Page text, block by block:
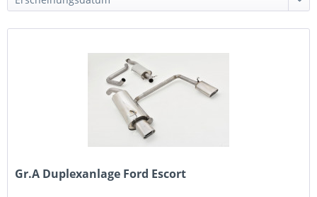
Gr.A Duplexanlage Ford Escort